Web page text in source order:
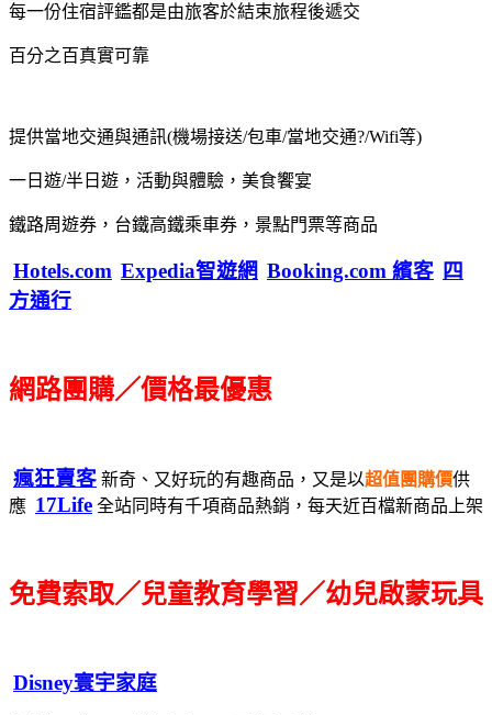
每一份住宿評鑑都是由旅客於結束旅程後遞交
百分之百真實可靠
提供當地交通與通訊(機場接送/包車/當地交通?/Wifi等)
一日遊/半日遊，活動與體驗，美食饗宴
鐵路周遊券，台鐵高鐵乘車券，景點門票等商品
Hotels.com Expedia智遊網 Booking.com 繽客 四
方通行
網路團購／價格最優惠
瘋狂賣客 新奇、又好玩的有趣商品，又是以超值團購價供
應 17Life 全站同時有千項商品熱銷，每天近百檔新商品上架
免費索取／兒童教育學習／幼兒啟蒙玩具
Disney寰宇家庭